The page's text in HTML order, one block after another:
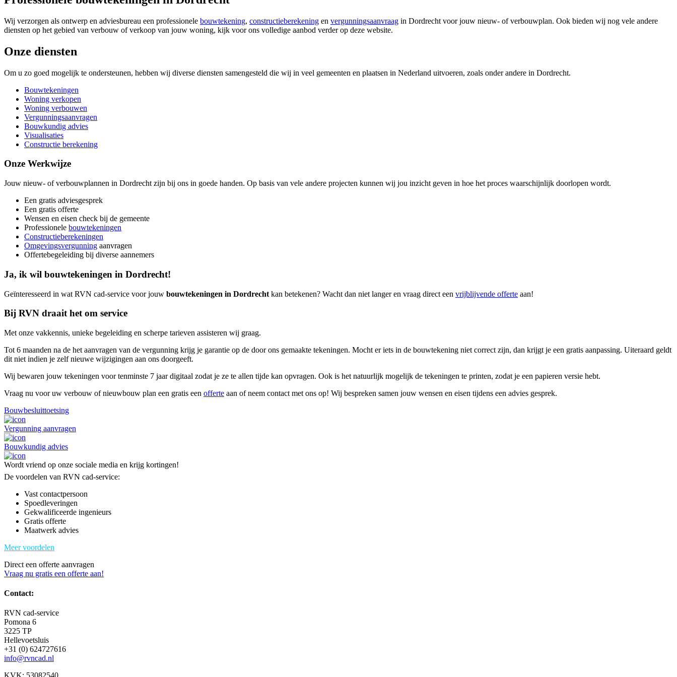
Wij verzorgen als ontwerp en adviesbureau een professionele bouwtekening, constructieberekening en vergunningsaanvraag in Dordrecht voor jouw nieuw- of verbouwplan. Ook bieden wij nog vele andere
diensten op het gebied van verbouw of verkoop van jouw woning, kijk voor ons volledige aanbod verder op deze website.
Onze diensten
Om u zo goed mogelijk te ondersteunen, hebben wij diverse diensten samengesteld die wij in veel gemeenten en plaatsen in Nederland uitvoeren, zoals onder andere in Dordrecht.
Bouwtekeningen
Woning verkopen
Woning verbouwen
Vergunningsaanvragen
Bouwkundig advies
Visualisaties
Constructie berekening
Onze Werkwijze
Jouw nieuw- of verbouwplannen in Dordrecht zijn bij ons in goede handen. Op basis van vele andere projecten kunnen wij jou inzicht geven in hoe het proces waarschijnlijk doorlopen wordt.
Een gratis adviesgesprek
Een gratis offerte
Wensen en eisen check bij de gemeente
Professionele bouwtekeningen
Constructieberekeningen
Omgevingsvergunning aanvragen
Offertebegeleiding bij diverse aannemers
Ja, ik wil bouwtekeningen in Dordrecht!
Geïnteresseerd in wat RVN cad-service voor jouw bouwtekeningen in Dordrecht kan betekenen? Wacht dan niet langer en vraag direct een vrijblijvende offerte aan!
Bij RVN draait het om service
Met onze vakkennis, unieke begeleiding en scherpe tarieven assisteren wij graag.
Tot 6 maanden na de het aanvragen van de vergunning krijg je garantie op de door ons gemaakte tekeningen. Mocht er iets in de bouwtekening niet correct zijn, dan krijgt je een gratis aanpassing. Uiteraard geldt
dit niet indien je zelf nieuwe wijzigingen aan ons doorgeeft.
Wij bewaren jouw tekeningen voor tenminste 7 jaar digitaal zodat je ze te allen tijde kan opvragen. Ook is het natuurlijk mogelijk de tekeningen te printen, zodat je een papieren versie hebt.
Vraag nu voor uw verbouw of nieuwbouw plan een gratis een offerte aan of neem contact met ons op! Wij bespreken samen jouw wensen en eisen tijdens een advies gesprek.
Bouwbesluittoetsing
Vergunning aanvragen
Bouwkundig advies
Wordt vriend op onze sociale media en krijg kortingen!
De voordelen van RVN cad-service:
Vast contactpersoon
Spoedleveringen
Gekwalificeerde ingenieurs
Gratis offerte
Maatwerk advies
Meer voordelen
Direct een offerte aanvragen
Vraag nu gratis een offerte aan!
Contact:
RVN cad-service
Pomona 6
3225 TP
Hellevoetsluis
+31 (0) 624727616
info@rvncad.nl